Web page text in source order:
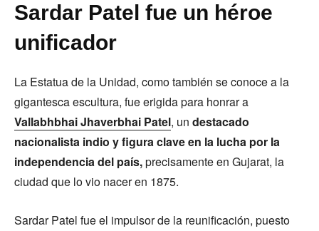
Sardar Patel fue un héroe
unificador
La Estatua de la Unidad, como también se conoce a la
gigantesca escultura, fue erigida para honrar a
Vallabhbhai Jhaverbhai Patel, un destacado
nacionalista indio y figura clave en la lucha por la
independencia del país,precisamente en Gujarat, la
ciudad que lo vio nacer en 1875.
Sardar Patel fue el impulsor de la reunificación, puesto